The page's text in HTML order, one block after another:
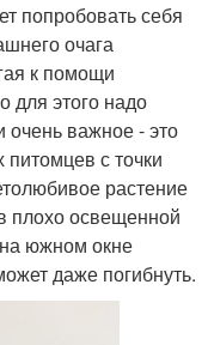
попробовать себя
очага
к помощи
для этого надо
очень важное - это
с точки
растение
плохо освещенной
южном окне
даже погибнуть.